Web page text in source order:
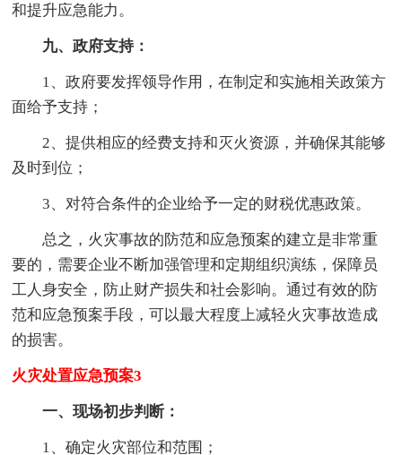
和提升应急能力。
九、政府支持：
1、政府要发挥领导作用，在制定和实施相关政策方
面给予支持；
2、提供相应的经费支持和灭火资源，并确保其能够
及时到位；
3、对符合条件的企业给予一定的财税优惠政策。
总之，火灾事故的防范和应急预案的建立是非常重
要的，需要企业不断加强管理和定期组织演练，保障员
工人身安全，防止财产损失和社会影响。通过有效的防
范和应急预案手段，可以最大程度上减轻火灾事故造成
的损害。
火灾处置应急预案3
一、现场初步判断：
1、确定火灾部位和范围；